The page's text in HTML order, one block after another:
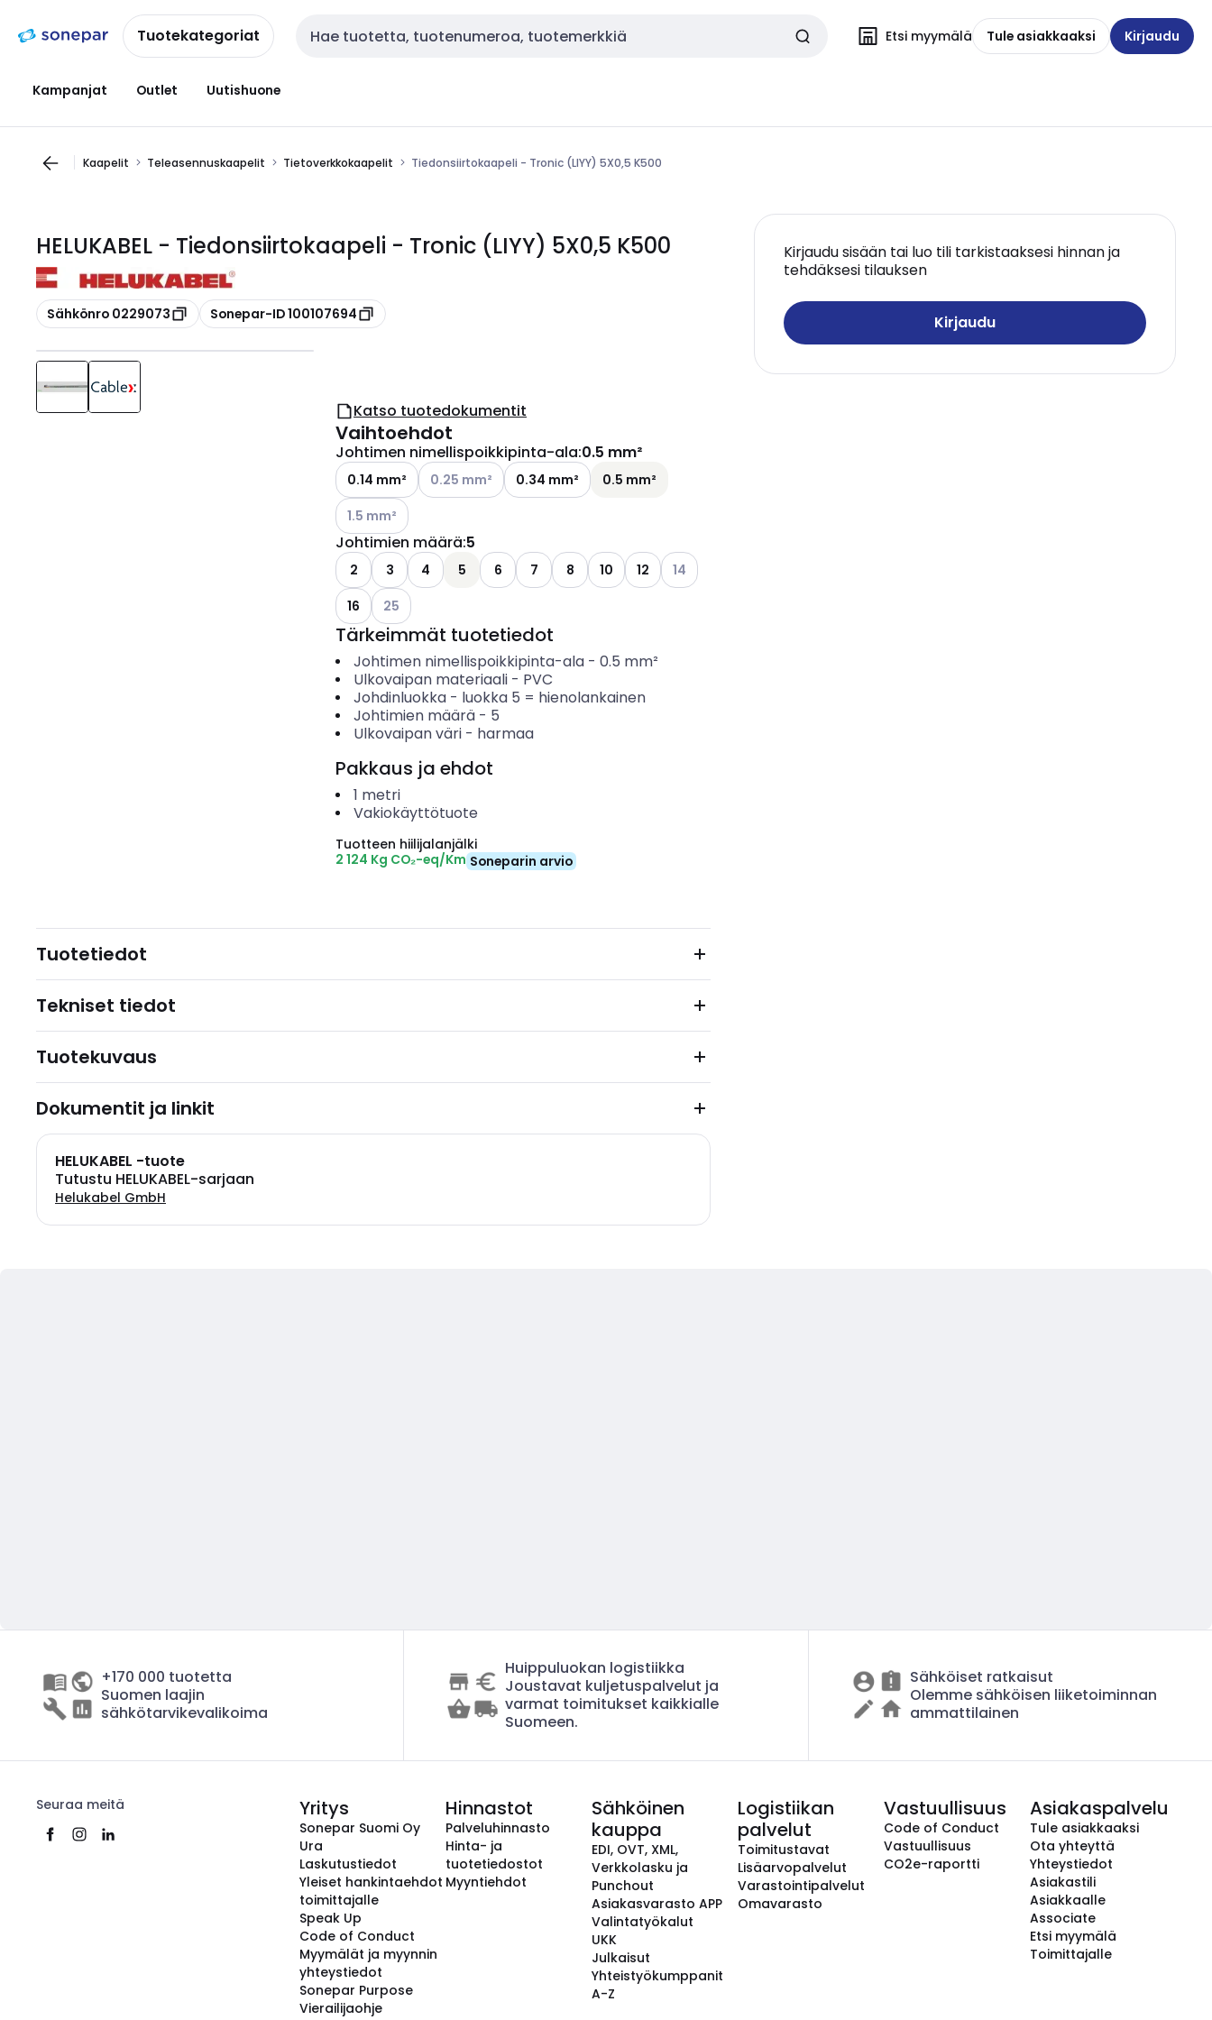
navigointiinsisältöönTuotekategoriat Haku Etsi myymälä Tule asiakkaaksi Kirjaudu
Kampanjat Outlet Uutishuone
Kaapelit Teleasennuskaapelit Tietoverkkokaapelit Tiedonsiirtokaapeli - Tronic (LIYY) 5X0,5 K500
HELUKABEL - Tiedonsiirtokaapeli - Tronic (LIYY) 5X0,5 K500
Kopioi
Sähkönro 0229073 Kopioi
Sonepar-ID 100107694
Kirjaudu sisään tai luo tili tarkistaaksesi hinnan ja
tehdäksesi tilauksen
Kirjaudu
Katso tuotedokumentit
Vaihtoehdot
Johtimen nimellispoikkipinta-ala:0.5 mm²
0.14 mm² Katso käytettävissä olevat vaihtoehdot
0.25 mm² 0.34 mm²
0.5 mm²
Katso käytettävissä olevat vaihtoehdot
1.5 mm²
Johtimien määrä:5
2 3 4 5 6 7 8 10 12 Katso käytettävissä olevat vaihtoehdot
14
16
Katso käytettävissä olevat vaihtoehdot
25
Tärkeimmät tuotetiedot
Johtimen nimellispoikkipinta-ala- 0.5 mm²
Ulkovaipan materiaali- PVC
Johdinluokka- luokka 5 = hienolankainen
Johtimien määrä- 5
Ulkovaipan väri- harmaa
Pakkaus ja ehdot
1 metri
Vakiokäyttötuote
Tuotteen hiilijalanjälki
2 124 Kg CO₂-eq/Km Soneparin arvio
Tuotetiedot
Tekniset tiedot
Tuotekuvaus
Dokumentit ja linkit
HELUKABEL -tuote
Tutustu HELUKABEL-sarjaan
Helukabel GmbH
+170 000 tuotetta
Suomen laajin
sähkötarvikevalikoima
Huippuluokan logistiikka
Joustavat kuljetuspalvelut ja
varmat toimitukset kaikkialle
Suomeen.
Sähköiset ratkaisut
Olemme sähköisen liiketoiminnan
ammattilainen
Seuraa meitä Yritys
Sonepar Suomi Oy
Ura
Laskutustiedot
Yleiset hankintaehdot
toimittajalle
Speak Up
Code of Conduct
Myymälät ja myynnin
yhteystiedot
Sonepar Purpose
Vierailijaohje
Hinnastot
Palveluhinnasto
Hinta- ja
tuotetiedostot
Myyntiehdot
Sähköinen
kauppa
EDI, OVT, XML,
Verkkolasku ja
Punchout
Asiakasvarasto APP
Valintatyökalut
UKK
Julkaisut
Yhteistyökumppanit
A-Z
Logistiikan
palvelut
Toimitustavat
Lisäarvopalvelut
Varastointipalvelut
Omavarasto
Vastuullisuus
Code of Conduct
Vastuullisuus
CO2e-raportti
Asiakaspalvelu
Tule asiakkaaksi
Ota yhteyttä
Yhteystiedot
Asiakastili
Asiakkaalle
Associate
Etsi myymälä
Toimittajalle